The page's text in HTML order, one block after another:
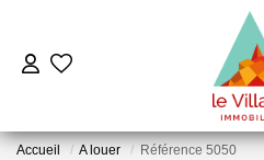
Accueil A louer Référence 5050